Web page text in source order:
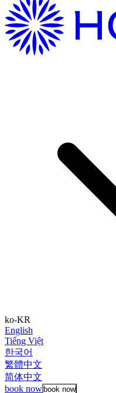
ko-KR
English
Tiếng Việt
한국어
繁體中文
简体中文
book nowbook now
여기 오는 중